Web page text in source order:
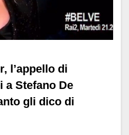
l’appello di
a Stefano De
gli dico di